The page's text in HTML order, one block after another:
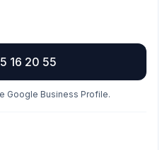
16 20 55
Google Business Profile.